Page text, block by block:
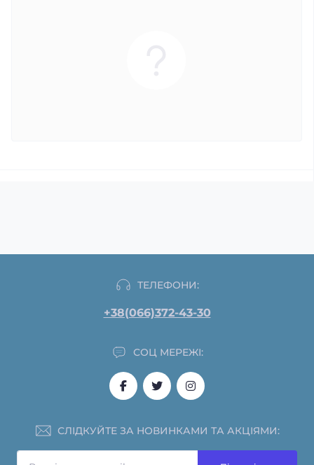
ТЕЛЕФОНИ:
+38(066)372-43-30
СОЦ МЕРЕЖІ:
СЛІДКУЙТЕ ЗА НОВИНКАМИ ТА АКЦІЯМИ: